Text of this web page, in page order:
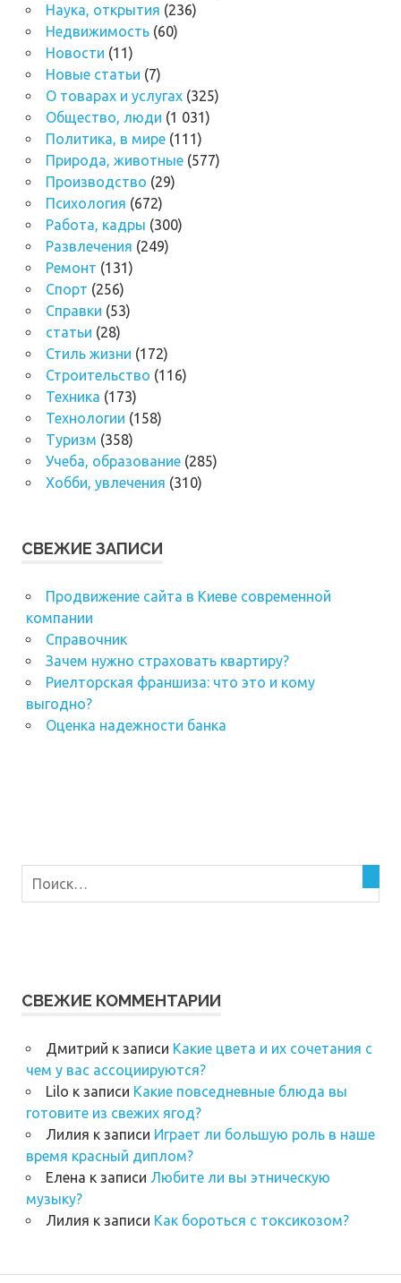
Наука, открытия (236)
Недвижимость(60)
Новости (11)
Новые статьи (7)
О товарах и услугах(325)
Общество, люди (1 031)
Политика, в мире(111)
Природа, животные(577)
Производство (29)
Психология (672)
Работа, кадры (300)
Развлечения (249)
Ремонт (131)
Спорт (256)
Справки (53)
статьи (28)
Стиль жизни (172)
Строительство (116)
Техника (173)
Технологии (158)
Туризм (358)
Учеба, образование(285)
Хобби, увлечения (310)
СВЕЖИЕ ЗАПИСИ
Продвижение сайта в Киеве современной
компании
Справочник
Зачем нужно страховать квартиру?
Риелторская франшиза: что это и кому
выгодно?
Оценка надежности банка
СВЕЖИЕ КОММЕНТАРИИ
Дмитрий к записи Какие цвета и их сочетания с
чем у вас ассоциируются?
Lilo к записи Какие повседневные блюда вы
готовите из свежих ягод?
Лилия к записи Играет ли большую роль в наше
время красный диплом?
Елена к записи Любите ли вы этническую
музыку?
Лилия к записи Как бороться с токсикозом?